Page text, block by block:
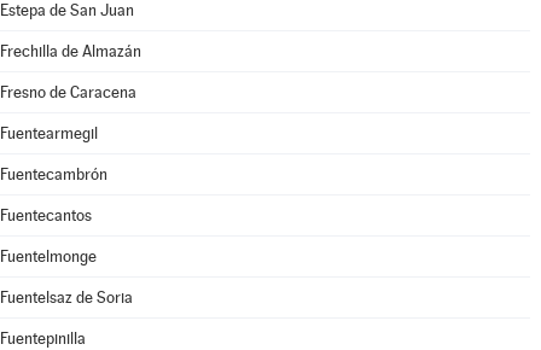
Estepa de San Juan
Frechilla de Almazán
Fresno de Caracena
Fuentearmegil
Fuentecambrón
Fuentecantos
Fuentelmonge
Fuentelsaz de Soria
Fuentepinilla